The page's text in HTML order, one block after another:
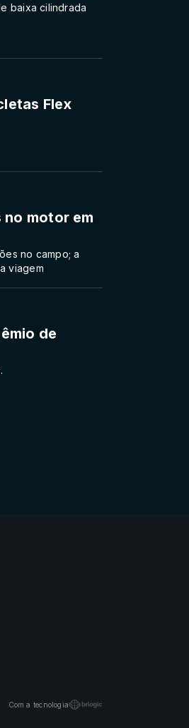
baixa cilindrada
Flex
motor em
no campo; a
viagem
de
Com a tecnologia